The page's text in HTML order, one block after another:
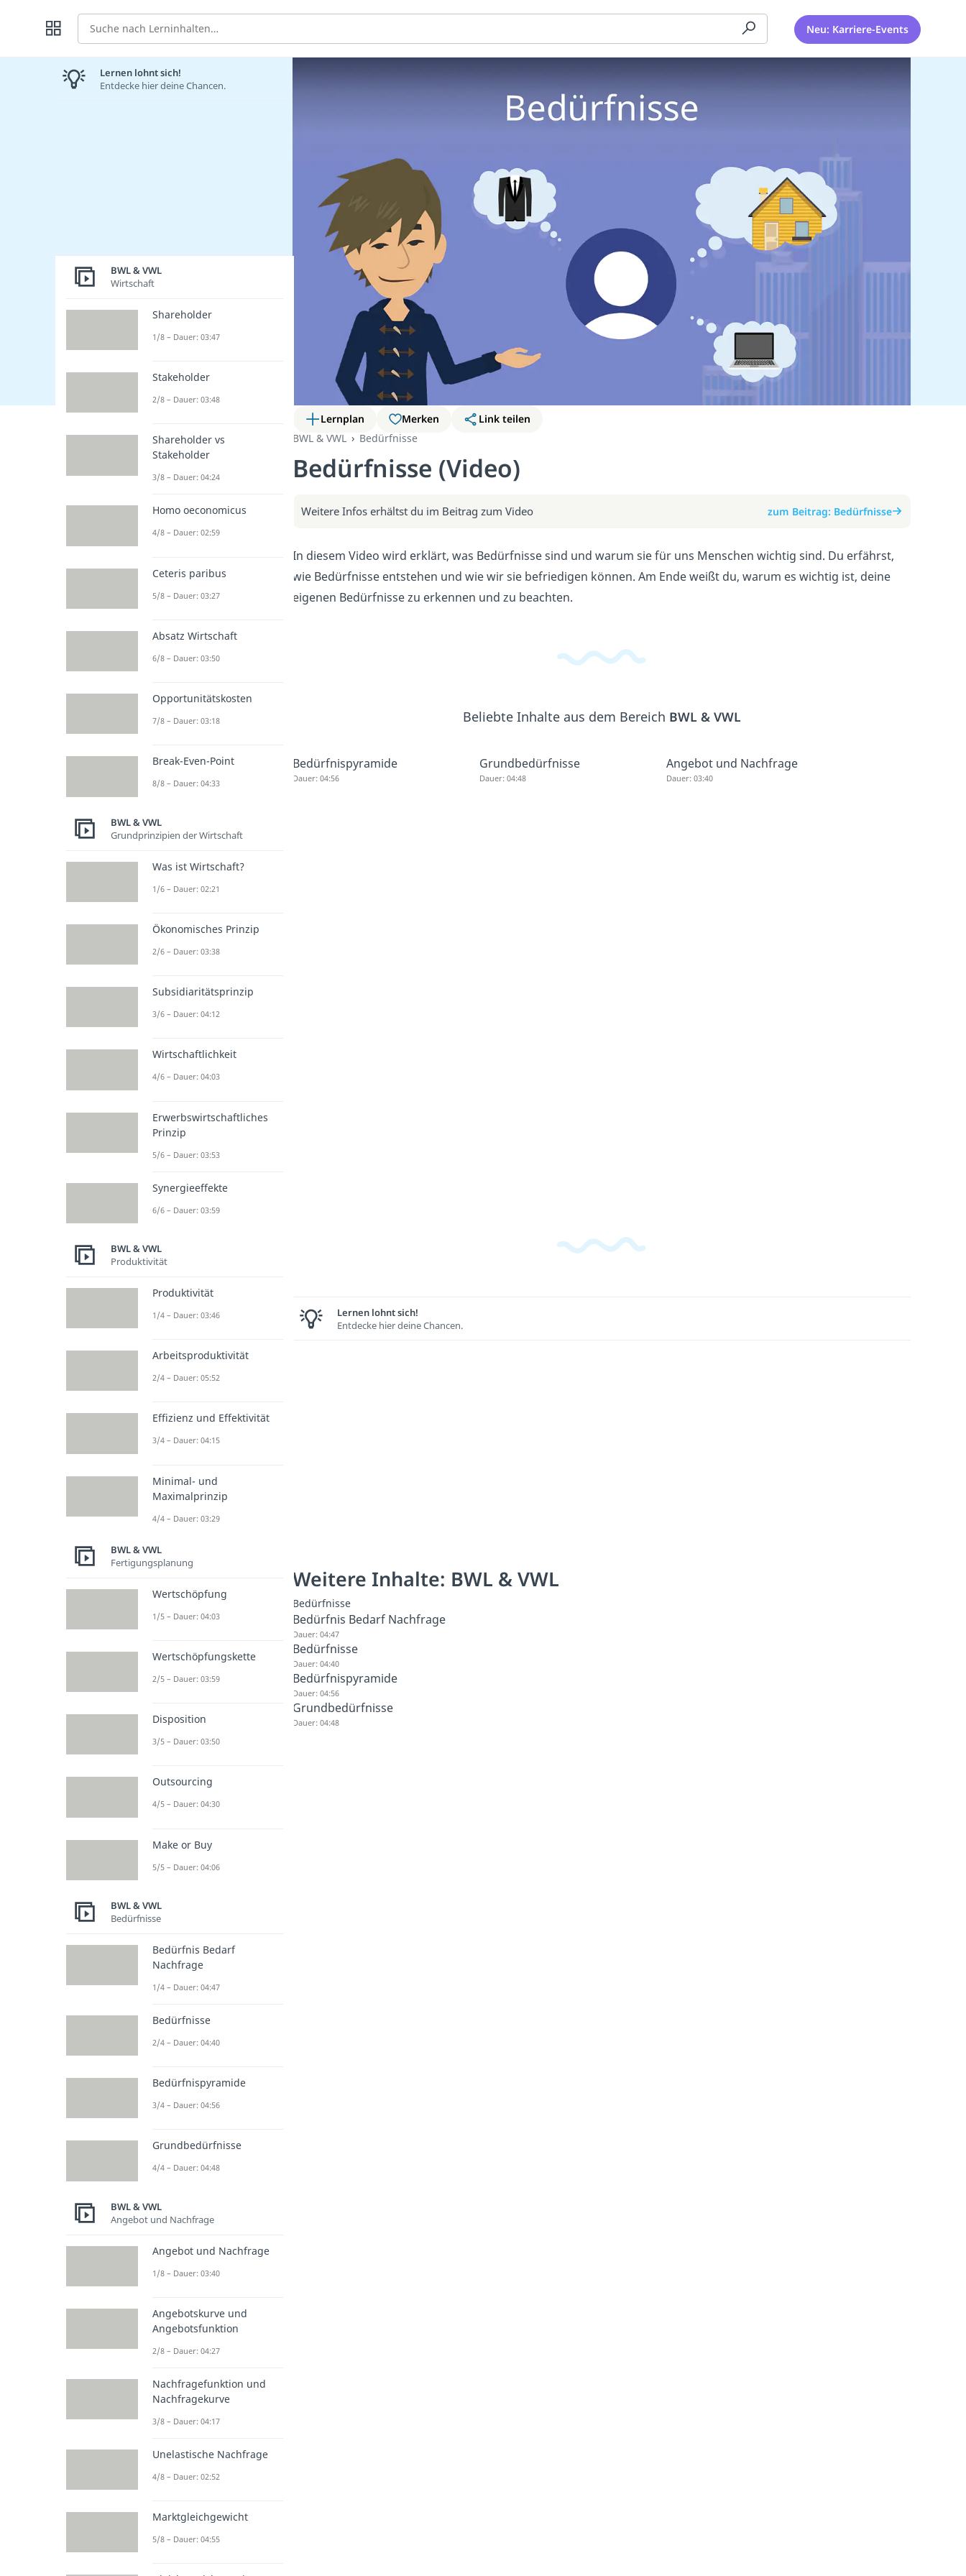
Suche Neu: Karriere-Events
Lernplan Merken
Link teilen
BWL & VWL
Bedürfnisse
Bedürfnisse (Video)
Weitere Infos erhältst du im Beitrag zum Video zum Beitrag: Bedürfnisse
In diesem Video wird erklärt, was Bedürfnisse sind und warum sie für uns Menschen wichtig sind. Du erfährst,
wie Bedürfnisse entstehen und wie wir sie befriedigen können. Am Ende weißt du, warum es wichtig ist, deine
eigenen Bedürfnisse zu erkennen und zu beachten.
Beliebte Inhalte aus dem Bereich BWL & VWL
Bedürfnispyramide
Dauer: 04:56
Grundbedürfnisse
Dauer: 04:48
Angebot und Nachfrage
Dauer: 03:40
Lernen lohnt sich!
Entdecke hier deine Chancen.
Weitere Inhalte: BWL & VWL
Bedürfnisse
Bedürfnis Bedarf Nachfrage
Dauer: 04:47
Bedürfnisse
Dauer: 04:40
Bedürfnispyramide
Dauer: 04:56
Grundbedürfnisse
Dauer: 04:48
Lernen lohnt sich!
Entdecke hier deine Chancen.
BWL & VWL
Wirtschaft
Shareholder
1/8 – Dauer: 03:47
Stakeholder
2/8 – Dauer: 03:48
Shareholder vs
Stakeholder
3/8 – Dauer: 04:24
Homo oeconomicus
4/8 – Dauer: 02:59
Ceteris paribus
5/8 – Dauer: 03:27
Absatz Wirtschaft
6/8 – Dauer: 03:50
Opportunitätskosten
7/8 – Dauer: 03:18
Break-Even-Point
8/8 – Dauer: 04:33
BWL & VWL
Grundprinzipien der Wirtschaft
Was ist Wirtschaft?
1/6 – Dauer: 02:21
Ökonomisches Prinzip
2/6 – Dauer: 03:38
Subsidiaritätsprinzip
3/6 – Dauer: 04:12
Wirtschaftlichkeit
4/6 – Dauer: 04:03
Erwerbswirtschaftliches
Prinzip
5/6 – Dauer: 03:53
Synergieeffekte
6/6 – Dauer: 03:59
BWL & VWL
Produktivität
Produktivität
1/4 – Dauer: 03:46
Arbeitsproduktivität
2/4 – Dauer: 05:52
Effizienz und Effektivität
3/4 – Dauer: 04:15
Minimal- und
Maximalprinzip
4/4 – Dauer: 03:29
BWL & VWL
Fertigungsplanung
Wertschöpfung
1/5 – Dauer: 04:03
Wertschöpfungskette
2/5 – Dauer: 03:59
Disposition
3/5 – Dauer: 03:50
Outsourcing
4/5 – Dauer: 04:30
Make or Buy
5/5 – Dauer: 04:06
BWL & VWL
Bedürfnisse
Bedürfnis Bedarf
Nachfrage
1/4 – Dauer: 04:47
Bedürfnisse
2/4 – Dauer: 04:40
Bedürfnispyramide
3/4 – Dauer: 04:56
Grundbedürfnisse
4/4 – Dauer: 04:48
BWL & VWL
Angebot und Nachfrage
Angebot und Nachfrage
1/8 – Dauer: 03:40
Angebotskurve und
Angebotsfunktion
2/8 – Dauer: 04:27
Nachfragefunktion und
Nachfragekurve
3/8 – Dauer: 04:17
Unelastische Nachfrage
4/8 – Dauer: 02:52
Marktgleichgewicht
5/8 – Dauer: 04:55